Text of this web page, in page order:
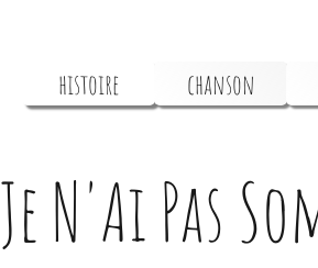
histoire chanson
Je N'Ai Pas